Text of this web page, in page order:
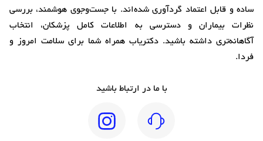
ساده و قابل اعتماد گردآوری شده‌اند. با جست‌وجوی هوشمند، بررسی
نظرات بیماران و دسترسی به اطلاعات کامل پزشکان، انتخاب
آگاهانه‌تری داشته باشید. دکتریاب همراه شما برای سلامت امروز و
فردا.
با ما در ارتباط باشید